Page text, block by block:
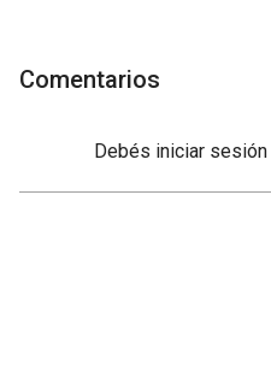
Comentarios
Debés iniciar sesión